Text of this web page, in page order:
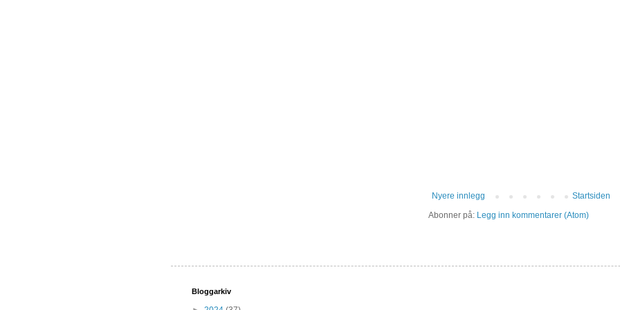
Nyere innlegg
Startsiden
Abonner på: Legg inn kommentarer (Atom)
Bloggarkiv